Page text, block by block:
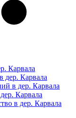
Карвала
Карвала
в дер. Карвала
Карвала
в дер. Карвала